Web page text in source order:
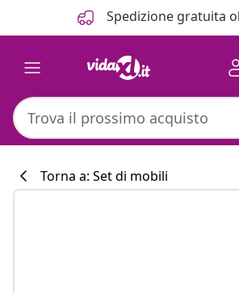
Spedizione gratuita
Torna a: Set di mobili